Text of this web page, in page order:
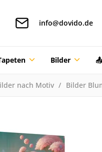
info@dovido.de
Bilder
nach Motiv Bilder